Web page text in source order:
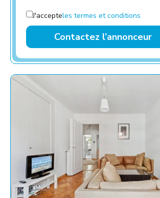
J'accepteles termes et conditions
Contactez l’annonceur